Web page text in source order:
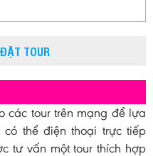
TOUR
các tour trên mạng để lựa
thể điện thoại trực tiếp
tư vấn một tour thích hợp